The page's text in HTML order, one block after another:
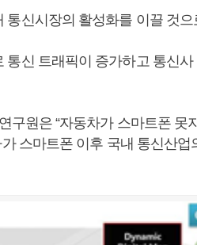
통신시장의 활성화를 이끌 것
신 트래픽이 증가하고 통신사
구원은 “자동차가 스마트폰 못
스마트폰 이후 국내 통신산